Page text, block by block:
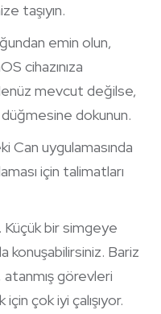
taşıyın.
emin olun,
cihazınıza
mevcut değilse,
düğmesine dokunun.
Can uygulamasında
için talimatları
bir simgeye
konuşabilirsiniz. Bariz
atanmış görevleri
çok iyi çalışıyor.